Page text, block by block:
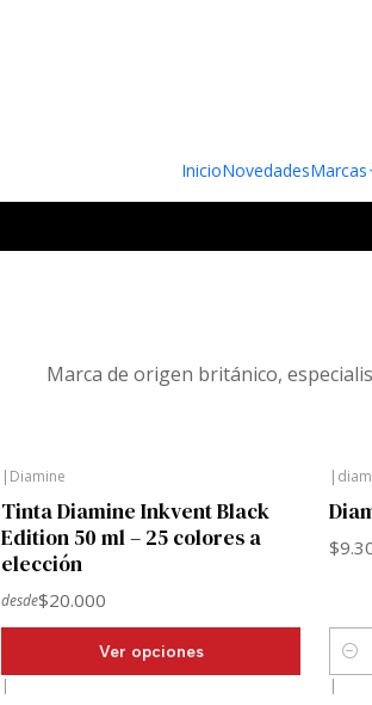
InicioNovedadesMarcas
Marca de origen británico,
| Diamine
Tinta Diamine Inkvent Black
Edition 50 ml – 25 colores a
elección
desde$20.000
Ver opciones
|
| |